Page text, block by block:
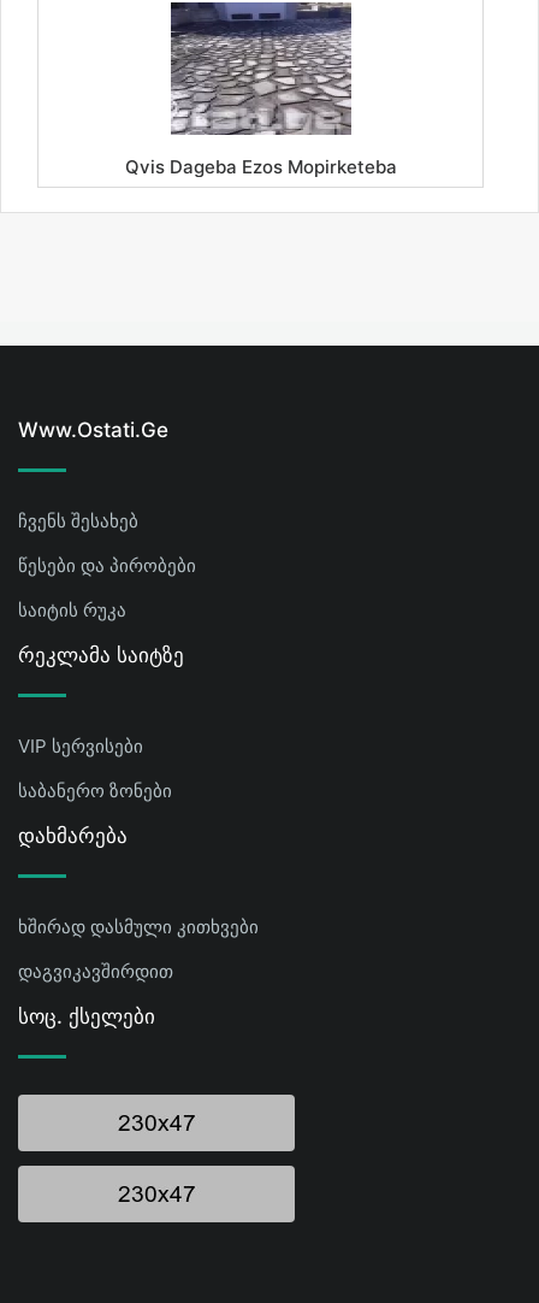
Qvis Dageba Ezos Mopirketeba
Www.ostati.ge
ჩვენს შესახებ
წესები და პირობები
საიტის რუკა
Რეკლამა Საიტზე
VIP სერვისები
საბანერო ზონები
Დახმარება
ხშირად დასმული კითხვები
დაგვიკავშირდით
Სოც. Ქსელები